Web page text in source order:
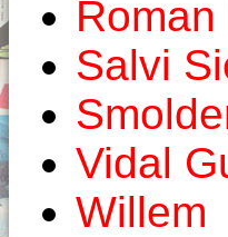
Salvi
Vidal
Willem